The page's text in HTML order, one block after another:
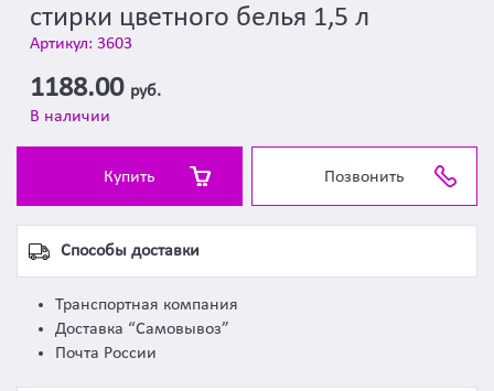
стирки цветного белья 1,5 л
Артикул: 3603
1188.00 руб.
В наличии
Купить Позвонить
Способы доставки
Транспортная компания
Доставка “Самовывоз”
Почта России